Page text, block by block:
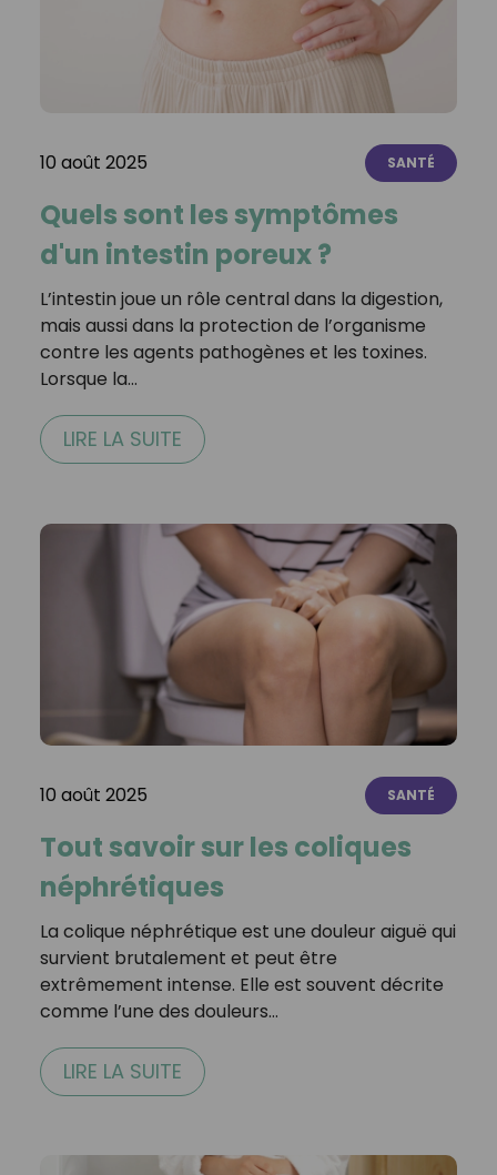
10 août 2025 SANTÉ
Quels sont les symptômes
d'un intestin poreux ?
L’intestin joue un rôle central dans la digestion,
mais aussi dans la protection de l’organisme
contre les agents pathogènes et les toxines.
Lorsque la…
LIRE LA SUITE
10 août 2025 SANTÉ
Tout savoir sur les coliques
néphrétiques
La colique néphrétique est une douleur aiguë qui
survient brutalement et peut être
extrêmement intense. Elle est souvent décrite
comme l’une des douleurs…
LIRE LA SUITE